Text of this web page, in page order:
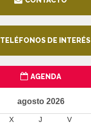
TELÉFONOS DE INTERÉS
AGENDA
agosto 2026
X J V